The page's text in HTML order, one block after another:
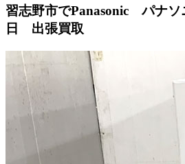
習志野市でPanasonic パナソ
日 出張買取